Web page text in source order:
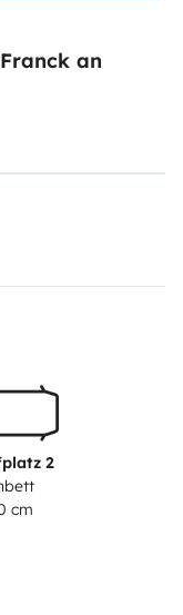
an
2
cm